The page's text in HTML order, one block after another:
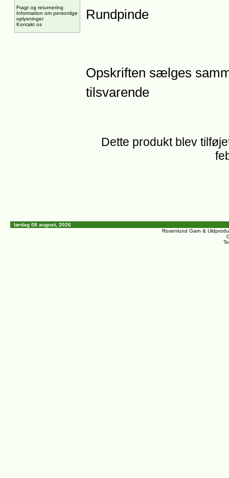
Fragt og returnering
Information om personlige
oplysninger
Kontakt os
Rundpinde
Opskriften sælges
tilsvarende
Dette produkt blev
lørdag 08 august, 2026
Rosenlund Garn &